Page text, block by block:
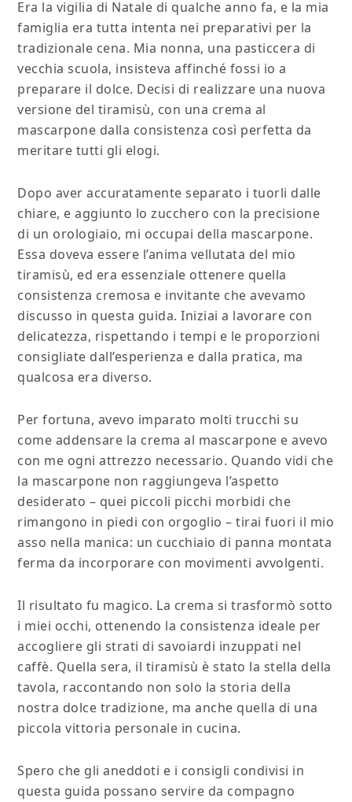
Era la vigilia di Natale di qualche anno fa, e la mia
famiglia era tutta intenta nei preparativi per la
tradizionale cena. Mia nonna, una pasticcera di
vecchia scuola, insisteva affinché fossi io a
preparare il dolce. Decisi di realizzare una nuova
versione del tiramisù, con una crema al
mascarpone dalla consistenza così perfetta da
meritare tutti gli elogi.
Dopo aver accuratamente separato i tuorli dalle
chiare, e aggiunto lo zucchero con la precisione
di un orologiaio, mi occupai della mascarpone.
Essa doveva essere l’anima vellutata del mio
tiramisù, ed era essenziale ottenere quella
consistenza cremosa e invitante che avevamo
discusso in questa guida. Iniziai a lavorare con
delicatezza, rispettando i tempi e le proporzioni
consigliate dall’esperienza e dalla pratica, ma
qualcosa era diverso.
Per fortuna, avevo imparato molti trucchi su
come addensare la crema al mascarpone e avevo
con me ogni attrezzo necessario. Quando vidi che
la mascarpone non raggiungeva l’aspetto
desiderato – quei piccoli picchi morbidi che
rimangono in piedi con orgoglio – tirai fuori il mio
asso nella manica: un cucchiaio di panna montata
ferma da incorporare con movimenti avvolgenti.
Il risultato fu magico. La crema si trasformò sotto
i miei occhi, ottenendo la consistenza ideale per
accogliere gli strati di savoiardi inzuppati nel
caffè. Quella sera, il tiramisù è stato la stella della
tavola, raccontando non solo la storia della
nostra dolce tradizione, ma anche quella di una
piccola vittoria personale in cucina.
Spero che gli aneddoti e i consigli condivisi in
questa guida possano servire da compagno